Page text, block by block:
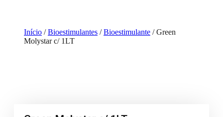
Início /Bioestimulantes /Bioestimulante / Green
Molystar c/ 1LT